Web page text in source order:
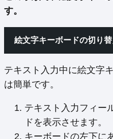
す。
絵文字キーボードの切り
テキスト入力中に絵文字
は簡単です。
テキスト入力フィー
ドを表示させます。
キーボードの左下に